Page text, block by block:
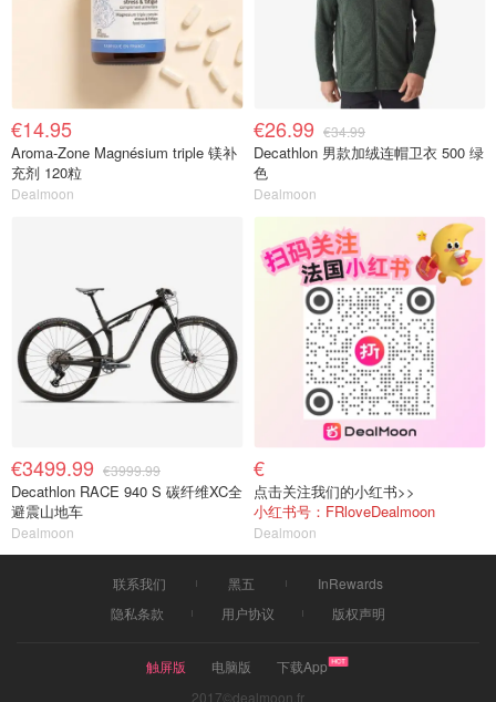
€14.95
Aroma-Zone Magnésium triple 镁补
充剂 120粒
Dealmoon
€26.99 €34.99
Decathlon 男款加绒连帽卫衣 500 绿
色
Dealmoon
€3499.99 €3999.99
Decathlon RACE 940 S 碳纤维XC全
避震山地车
Dealmoon
€
点击关注我们的小红书>>
小红书号：FRloveDealmoon
Dealmoon
联系我们 黑五
InRewards
隐私条款
用户协议 版权声明
触屏版 电脑版
下载App
2017©dealmoon.fr